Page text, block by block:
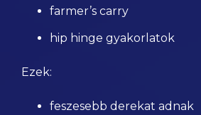
farmer’s carry
hip hinge gyakorlatok
Ezek:
feszesebb derekat adnak